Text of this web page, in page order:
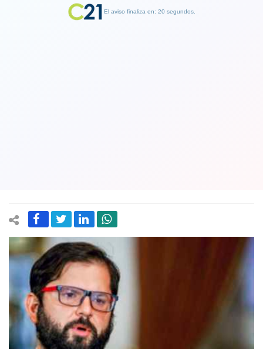
El aviso finaliza en: 19 segundos.